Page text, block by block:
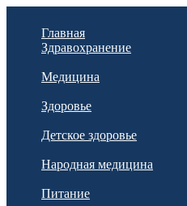
Главная
Здравохранение
Медицина
Здоровье
Детское здоровье
Народная медицина
Питание